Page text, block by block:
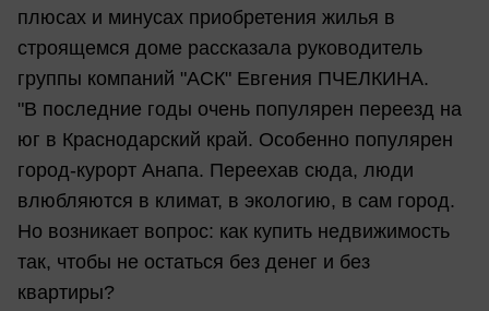
плюсах и минусах приобретения жилья в
строящемся доме рассказала руководитель
группы компаний "АСК" Евгения ПЧЕЛКИНА.
"В последние годы очень популярен переезд на
юг в Краснодарский край. Особенно популярен
город-курорт Анапа. Переехав сюда, люди
влюбляются в климат, в экологию, в сам город.
Но возникает вопрос: как купить недвижимость
так, чтобы не остаться без денег и без
квартиры?